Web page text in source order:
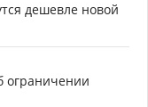
дешевле новой
ограничении